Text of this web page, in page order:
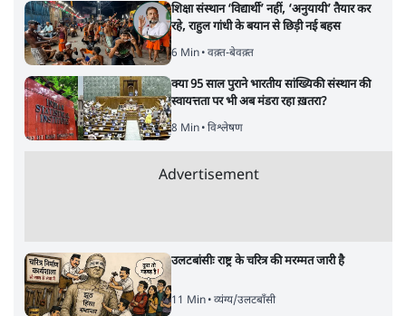
शिक्षा संस्थान ‘विद्यार्थी’ नहीं, ‘अनुयायी’ तैयार कर
रहे, राहुल गांधी के बयान से छिड़ी नई बहस
6 Min• वक़्त-बेवक़्त
क्या 95 साल पुराने भारतीय सांख्यिकी संस्थान की
स्वायत्तता पर भी अब मंडरा रहा ख़तरा?
8 Min• विश्लेषण
Advertisement
उलटबांसीः राष्ट्र के चरित्र की मरम्मत जारी है
11 Min• व्यंग्य/उलटबाँसी